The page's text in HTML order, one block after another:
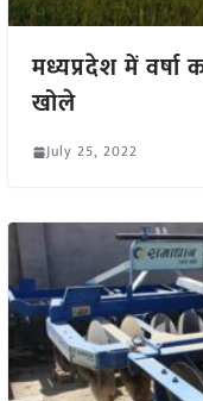
मध्यप्रदेश में वर्षा
खोले
July 25, 2022